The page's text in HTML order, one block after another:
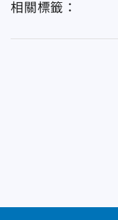
相關標籤：